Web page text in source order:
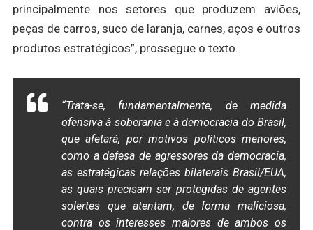
principalmente nos setores que produzem aviões,
peças de carros, suco de laranja, carnes, aços e outros
produtos estratégicos”, prossegue o texto.
“Trata-se, fundamentalmente, de medida
ofensiva à soberania e à democracia do Brasil,
que afetará, por motivos políticos menores,
como a defesa de agressores da democracia,
as estratégicas relações bilaterais Brasil/EUA,
as quais precisam ser protegidas de agentes
solertes que atentam, de forma maliciosa,
contra os interesses maiores de ambos os